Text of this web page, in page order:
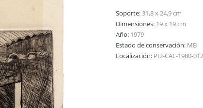
Soporte:31,8 x 24,9 cm
Dimensiones: 19 x 19 cm
Año: 1979
Estado de conservación: MB
Localización: PI2-CAL-1980-012